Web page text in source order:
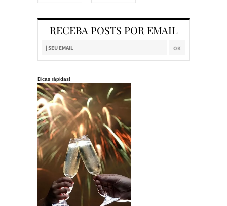
RECEBA POSTS POR EMAIL
Dicas rápidas!